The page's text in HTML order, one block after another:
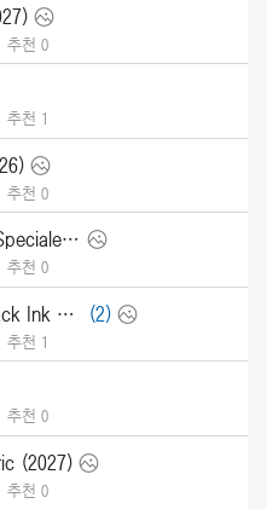
추천 0
추천 1
추천 0
페라리 Purosangue Handling Speciale (2027)
추천 0
현대차 Ioniq 9 Calligraphy Black Ink (2027) (2)
추천 1
추천 0
(2027)
추천 0